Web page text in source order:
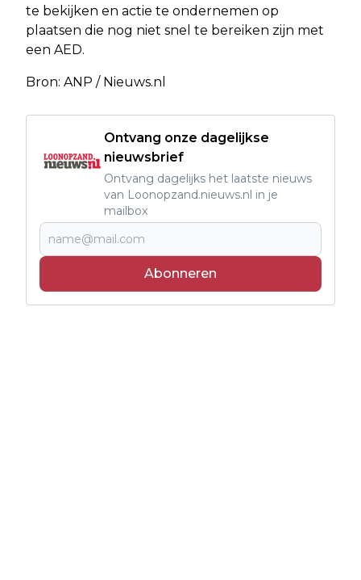
te bekijken en actie te ondernemen op
plaatsen die nog niet snel te bereiken zijn met
een AED.
Bron: ANP / Nieuws.nl
Ontvang onze dagelijkse
nieuwsbrief
Ontvang dagelijks het laatste nieuws
van Loonopzand.nieuws.nl in je
mailbox
Abonneren